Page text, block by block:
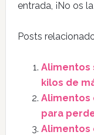
entrada, ¡No os
Posts
Alimentos
kilos de
Alimentos
para
Alimentos